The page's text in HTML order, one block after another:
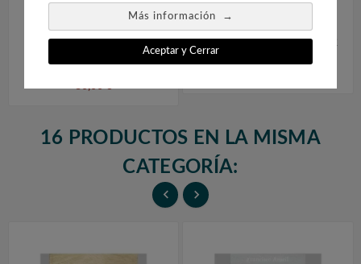
Más información →
Aceptar y Cerrar
Moneda Conmemorativa 2
Euros San Marino 2010
Botticelli
Moneda Conmemorativa 2
Euros Portugal 2010.
16 PRODUCTOS EN LA MISMA
CATEGORÍA:
 